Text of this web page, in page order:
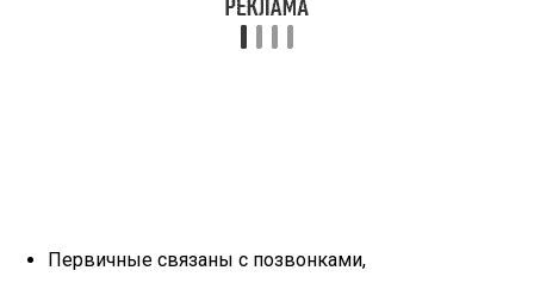
Первичные связаны с позвонками,